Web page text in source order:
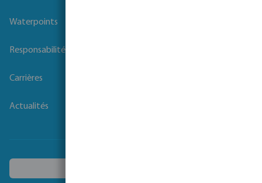
Waterpoints
Responsabilité sociale des entreprises
Carrières
Actualités